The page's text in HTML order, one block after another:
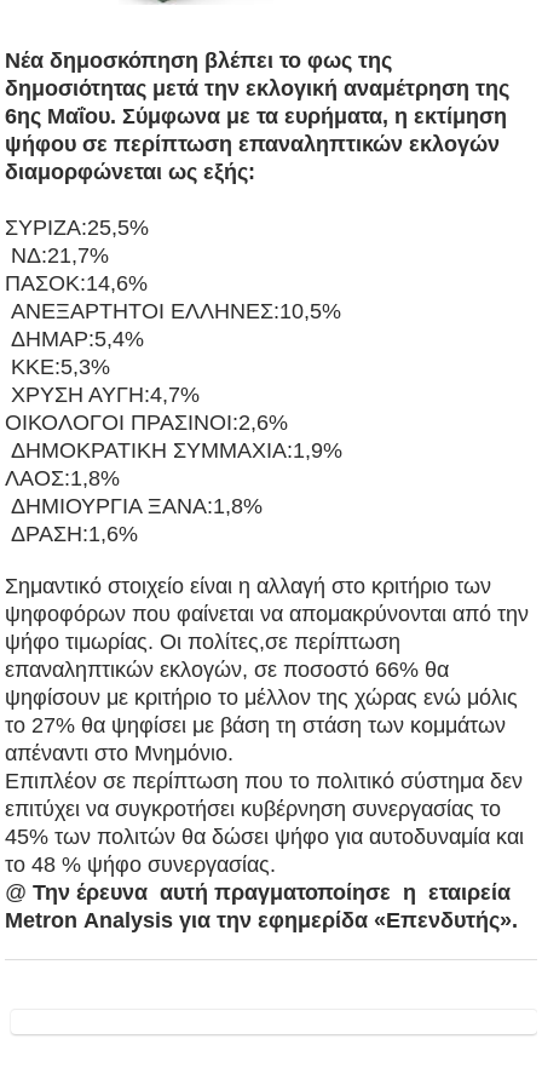
Νέα δημοσκόπηση βλέπει το φως της
δημοσιότητας μετά την εκλογική αναμέτρηση της
6ης Μαΐου. Σύμφωνα με τα ευρήματα, η εκτίμηση
ψήφου σε περίπτωση επαναληπτικών εκλογών
διαμορφώνεται ως εξής:
ΣΥΡΙΖΑ:25,5%
ΝΔ:21,7%
ΠΑΣΟΚ:14,6%
ΑΝΕΞΑΡΤΗΤΟΙ ΕΛΛΗΝΕΣ:10,5%
ΔΗΜΑΡ:5,4%
ΚΚΕ:5,3%
ΧΡΥΣΗ ΑΥΓΗ:4,7%
ΟΙΚΟΛΟΓΟΙ ΠΡΑΣΙΝΟΙ:2,6%
ΔΗΜΟΚΡΑΤΙΚΗ ΣΥΜΜΑΧΙΑ:1,9%
ΛΑΟΣ:1,8%
ΔΗΜΙΟΥΡΓΙΑ ΞΑΝΑ:1,8%
ΔΡΑΣΗ:1,6%
Σημαντικό στοιχείο είναι η αλλαγή στο κριτήριο των
ψηφοφόρων που φαίνεται να απομακρύνονται από την
ψήφο τιμωρίας. Οι πολίτες,σε περίπτωση
επαναληπτικών εκλογών, σε ποσοστό 66% θα
ψηφίσουν με κριτήριο το μέλλον της χώρας ενώ μόλις
το 27% θα ψηφίσει με βάση τη στάση των κομμάτων
απέναντι στο Μνημόνιο.
Επιπλέον σε περίπτωση που το πολιτικό σύστημα δεν
επιτύχει να συγκροτήσει κυβέρνηση συνεργασίας το
45% των πολιτών θα δώσει ψήφο για αυτοδυναμία και
το 48 % ψήφο συνεργασίας.
@Την έρευνα αυτή πραγματοποίησε η εταιρεία
Metron Αnalysis για την εφημερίδα «Επενδυτής».